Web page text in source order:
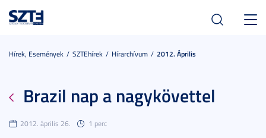
Hírek, Események SZTEhírek Hírarchívum 2012. Április
Brazil nap a nagykövettel
2012. április 26. 1 perc